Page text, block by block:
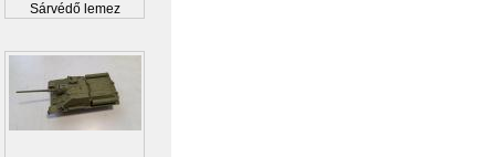
Sárvédő lemez